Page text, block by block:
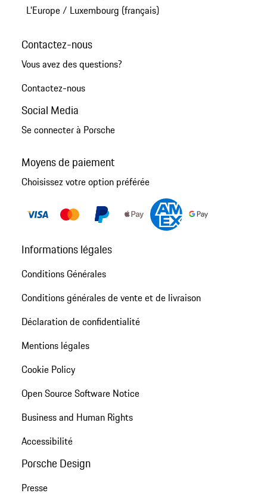
L'Europe/ Luxembourg (français)
Contactez-nous
Vous avez des questions?
Contactez-nous
Social Media
Se connecter à Porsche
Moyens de paiement
Choisissez votre option préférée
Informations légales
Conditions Générales
Conditions générales de vente et de livraison
Déclaration de confidentialité
Mentions légales
Cookie Policy
Open Source Software Notice
Business and Human Rights
Accessibilité
Porsche Design
Presse